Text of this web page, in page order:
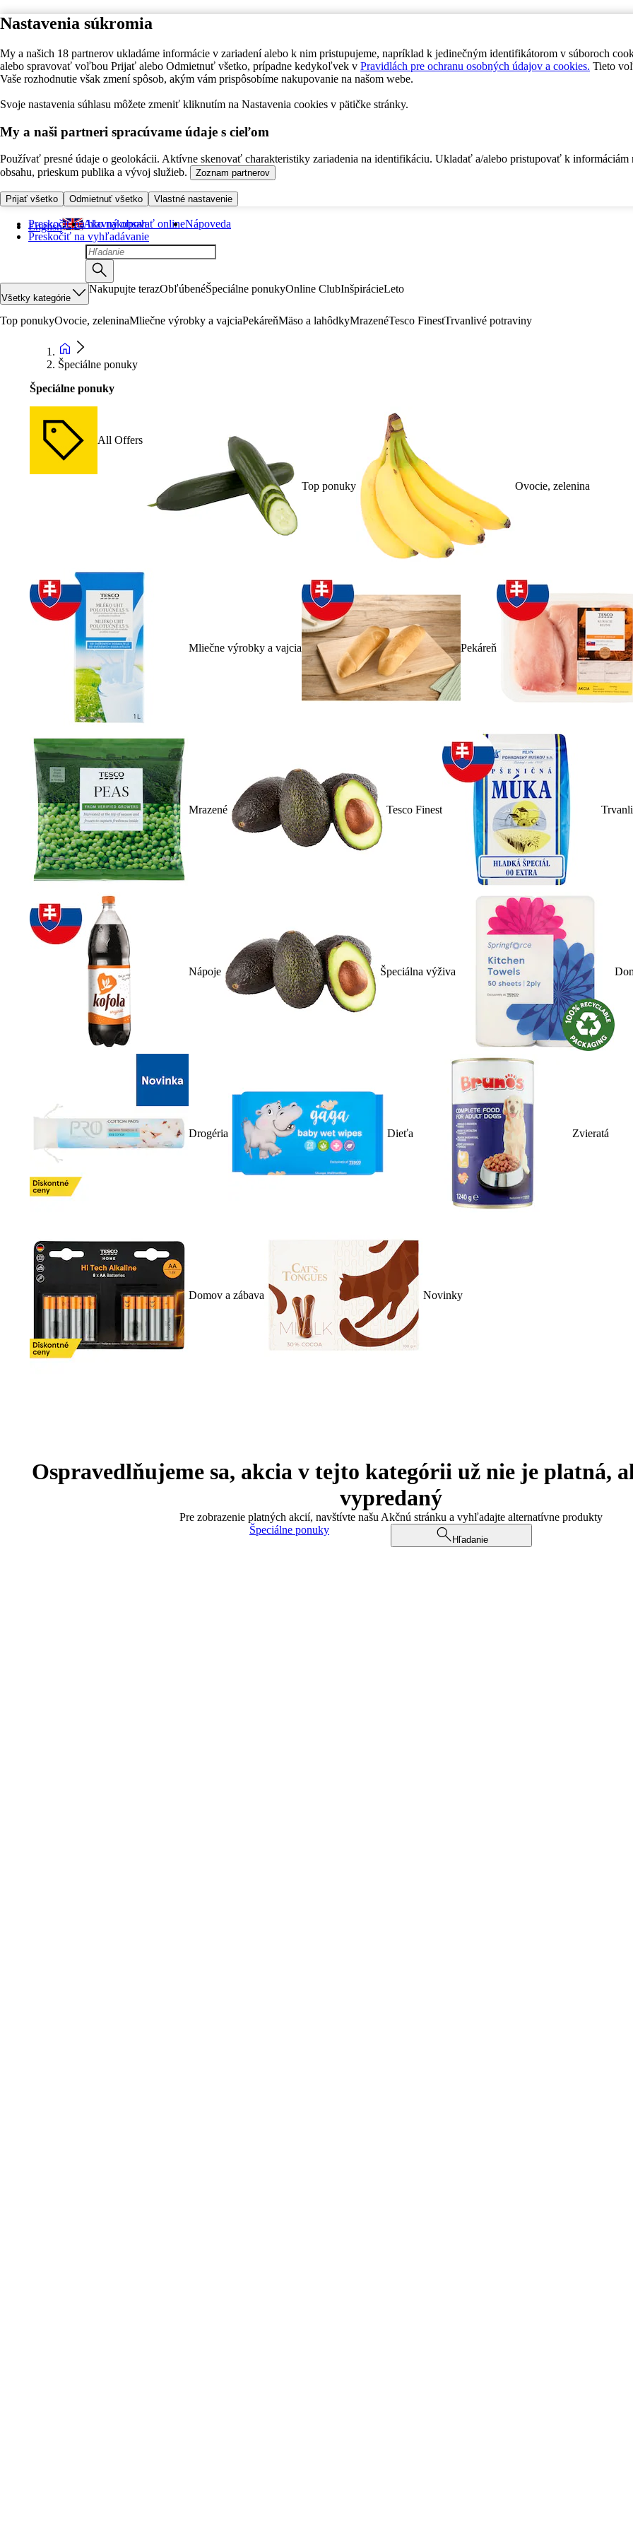
Nastavenia súkromia
My a našich 18 partnerov ukladáme informácie v zariadení alebo k nim pristupujeme, napríklad k jedinečným identifikátorom v súboroch
alebo spravovať voľbou Prijať alebo Odmietnuť všetko, prípadne kedykoľvek v Pravidlách pre ochranu osobných údajov a cookies. Tieto
Vaše rozhodnutie však zmení spôsob, akým vám prispôsobíme nakupovanie na našom webe.
Svoje nastavenia súhlasu môžete zmeniť kliknutím na Nastavenia cookies v pätičke stránky.
My a naši partneri spracúvame údaje s cieľom
Používať presné údaje o geolokácii. Aktívne skenovať charakteristiky zariadenia na identifikáciu. Ukladať a/alebo pristupovať k informáciám
obsahu, prieskum publika a vývoj služieb.
Zoznam partnerov
Prijať všetko Odmietnuť všetko Vlastné nastavenie
Preskočiť na hlavný obsah
Preskočiť na vyhľadávanie
English Ako nakupovať onlineNápoveda
Všetky kategórie
Nakupujte terazObľúbenéŠpeciálne ponukyOnline ClubInšpirácieLeto
Top ponukyOvocie, zeleninaMliečne výrobky a vajciaPekáreňMäso a lahôdkyMrazenéTesco FinestTrvanlivé potraviny
Špeciálne ponuky
Špeciálne ponuky
All Offers
Top ponuky Ovocie, zelenina
Mliečne výrobky a vajcia Pekáreň
Mrazené Tesco Finest
Nápoje Špeciálna výživa
Drogéria Dieťa Zvieratá
Domov a zábava Novinky
Ospravedlňujeme sa, akcia v tejto kategórii už nie je platná,
vypredaný
Pre zobrazenie platných akcií, navštívte našu Akčnú stránku a vyhľadajte alternatívne produkty
Špeciálne ponuky
Hľadanie